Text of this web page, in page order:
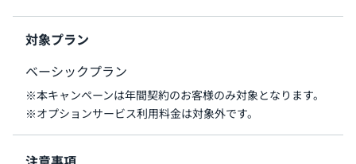
対象プラン
ベーシックプラン
本キャンペーンは年間契約のお客様のみ対象となります。
オプションサービス利用料金は対象外です。